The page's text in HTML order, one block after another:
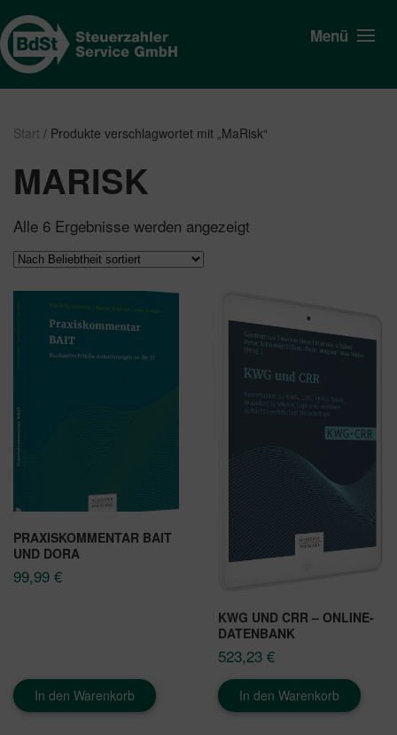
Menü
Start / Produkte verschlagwortet mit „MaRisk“
MARISK
Alle 6 Ergebnisse werden angezeigt
PRAXISKOMMENTAR BAIT
UND DORA
99,99 €
In den Warenkorb
KWG UND CRR – ONLINE-
DATENBANK
523,23 €
In den Warenkorb